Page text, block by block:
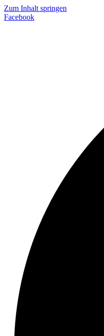
Zum Inhalt springen
Facebook